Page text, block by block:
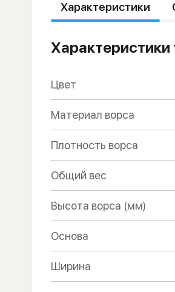
Характеристики
Характеристики
Цвет
Материал ворса
Плотность ворса
Общий вес
Высота ворса (мм)
Основа
Ширина